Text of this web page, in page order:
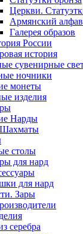
Церкви.
Армянский
Галерея образов
России
история
сувенирные
ночники
монеты
изделия
Нарды
столы
для нард
для нард
Зары
серебра